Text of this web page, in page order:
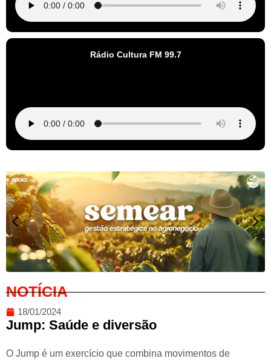
Rádio Cultura FM 99.7
NOTÍCIA
18/01/2024
Jump: Saúde e diversão
O Jump é um exercício que combina movimentos de